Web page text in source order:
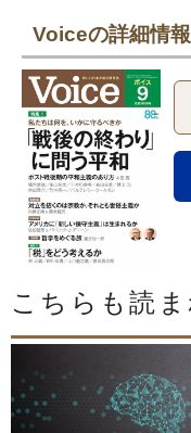
Voiceの詳細情報
こちらも読